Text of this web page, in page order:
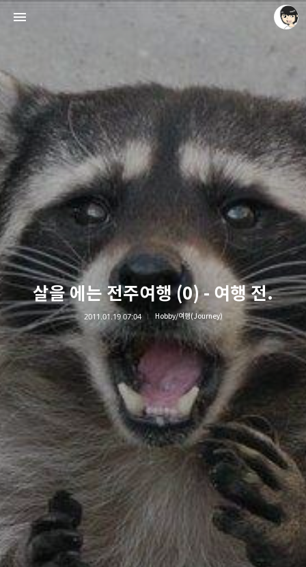
살을 에는 전주여행 (0) - 여행 전.
2011.01.19 07:04 Hobby/여행(Journey)
레이니아
레이니아